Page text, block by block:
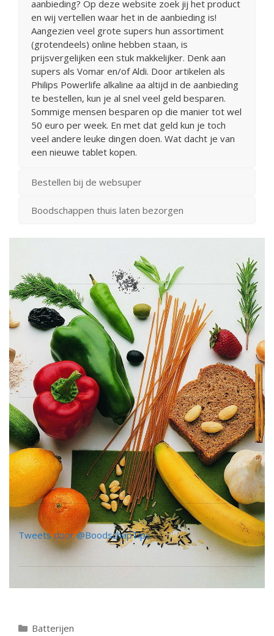
aanbieding? Op deze website zoek jij het product
en wij vertellen waar het in de aanbieding is!
Aangezien veel grote supers hun assortiment
(grotendeels) online hebben staan, is
prijsvergelijken een stuk makkelijker. Denk aan
supers als Vomar en/of Aldi. Door artikelen als
Philips Powerlife alkaline aa altijd in de aanbieding
te bestellen, kun je al snel veel geld besparen.
Sommige mensen besparen op die manier tot wel
50 euro per week. En met dat geld kun je toch
veel andere leuke dingen doen. Wat dacht je van
een nieuwe tablet kopen.
Bestellen bij de websuper
Boodschappen thuis laten bezorgen
Tweets door @BoodschapTips
Categorieën
Batterijen